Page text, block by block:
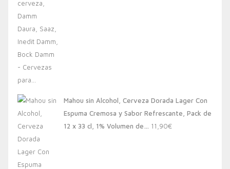
Mahou sin Alcohol, Cerveza Dorada Lager Con
Espuma Cremosa y Sabor Refrescante, Pack de
12 x 33 cl, 1% Volumen de… 11,90€